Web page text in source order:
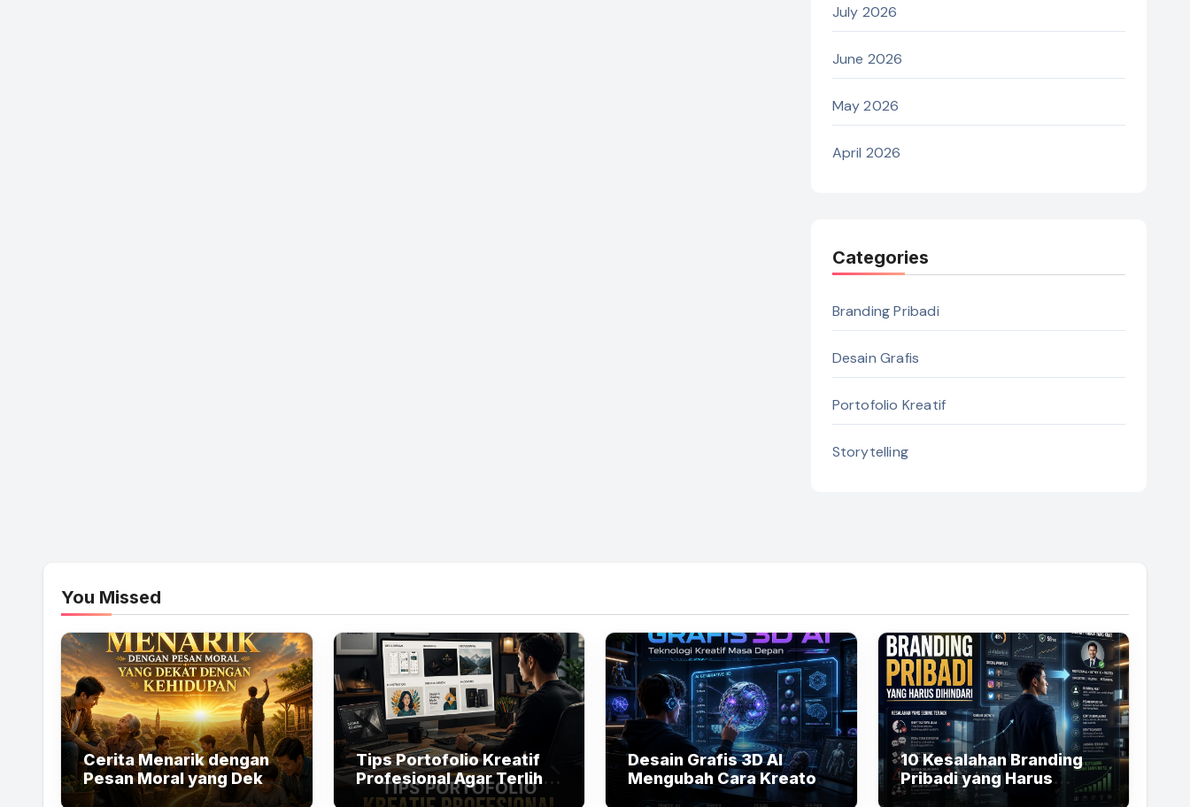
July 2026
June 2026
May 2026
April 2026
Categories
Branding Pribadi
Desain Grafis
Portofolio Kreatif
Storytelling
You Missed
Cerita Menarik dengan
Pesan Moral yang Dekat
dengan Kehidupan
Tips Portofolio Kreatif
Profesional Agar Terlihat
Lebih Menjual
Desain Grafis 3D AI
Mengubah Cara Kreator
Membuat Visual Digital
10 Kesalahan Branding
Pribadi yang Harus
Dihindari